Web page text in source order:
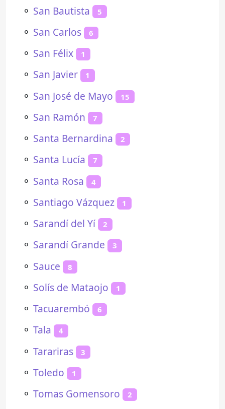
⚬ San Bautista 5
⚬ San Carlos 6
⚬ San Félix 1
⚬ San Javier 1
⚬ San José de Mayo 15
⚬ San Ramón 7
⚬ Santa Bernardina 2
⚬ Santa Lucía 7
⚬ Santa Rosa 4
⚬ Santiago Vázquez 1
⚬ Sarandí del Yí 2
⚬ Sarandí Grande 3
⚬ Sauce 8
⚬ Solís de Mataojo 1
⚬ Tacuarembó 6
⚬ Tala 4
⚬ Tarariras 3
⚬ Toledo 1
⚬ Tomas Gomensoro 2